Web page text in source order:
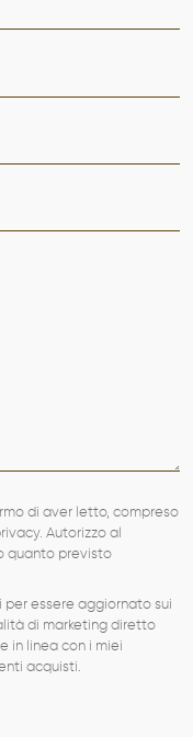
di aver letto, compreso
Autorizzo al
quanto previsto
essere aggiornato sui
di marketing diretto
in linea con i miei
acquisti.